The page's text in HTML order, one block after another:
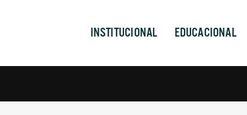
INSTITUCIONAL EDUCACIONAL